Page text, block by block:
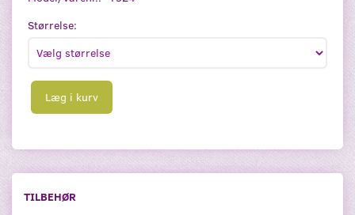
Størrelse:
Læg i kurv
TILBEHØR